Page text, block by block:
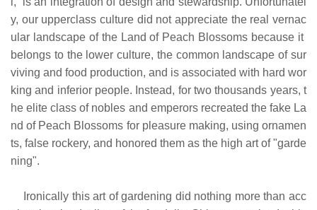
y, our upperclass culture did not appreciate the real vernac
ular landscape of the Land of Peach Blossoms because it
belongs to the lower culture, the common landscape of sur
viving and food production, and is associated with hard wor
king and inferior people. Instead, for two thousands years, t
he elite class of nobles and emperors recreated the fake La
nd of Peach Blossoms for pleasure making, using ornamen
ts, false rockery, and honored them as the high art of "garde
ning".
Ironically this art of gardening did nothing more than acc